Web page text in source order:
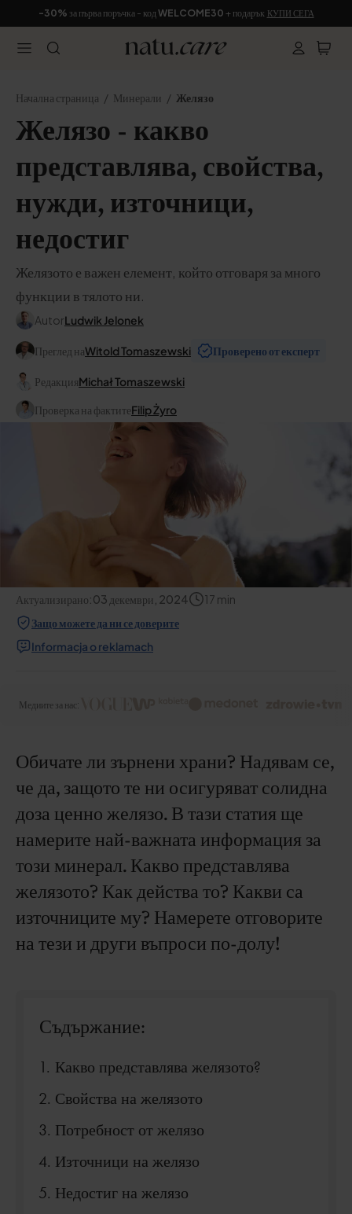
-30% за първа поръчка - код WELCOME30 + подарък КУПИ СЕГА
Начална страница Минерали Желязо
Желязо - какво
представлява, свойства,
нужди, източници,
недостиг
Желязото е важен елемент, който отговаря за много
функции в тялото ни.
AutorLudwik Jelonek
Преглед наWitold Tomaszewski Проверено от експерт
РедакцияMichał Tomaszewski
Проверка на фактитеFilip Żyro
Актуализирано:03 декември, 2024 17 min
Защо можете да ни се доверите
Informacja o reklamach
Медиите за нас:
Обичате ли зърнени храни? Надявам се,
че да, защото те ни осигуряват солидна
доза ценно желязо. В тази статия ще
намерите най-важната информация за
този минерал. Какво представлява
желязото? Как действа то? Какви са
източниците му? Намерете отговорите
на тези и други въпроси по-долу!
Съдържание:
Какво представлява желязото?
Свойства на желязото
Потребност от желязо
Източници на желязо
Недостиг на желязо